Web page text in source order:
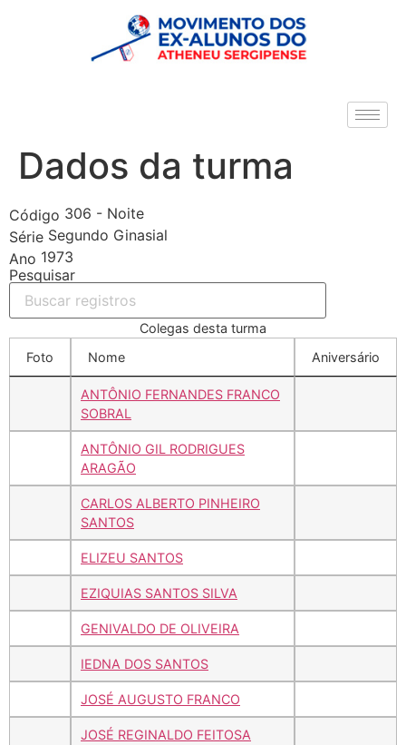
Dados da turma
Código 306 - Noite
Série Segundo Ginasial
Ano 1973
Pesquisar
Colegas desta turma
Foto
Nome Aniversário
ANTÔNIO FERNANDES FRANCO
SOBRAL
ANTÔNIO GIL RODRIGUES
ARAGÃO
CARLOS ALBERTO PINHEIRO
SANTOS
ELIZEU SANTOS
EZIQUIAS SANTOS SILVA
GENIVALDO DE OLIVEIRA
IEDNA DOS SANTOS
JOSÉ AUGUSTO FRANCO
JOSÉ REGINALDO FEITOSA